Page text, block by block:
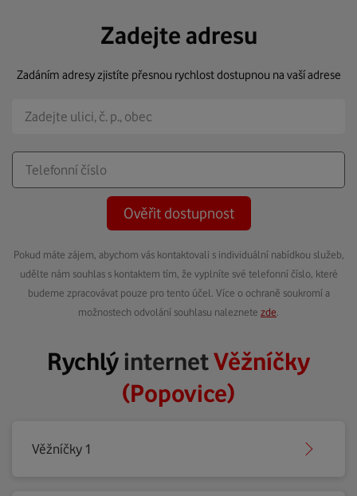
Zadejte adresu
Zadáním adresy zjistíte přesnou rychlost dostupnou na vaší adrese
Ověřit dostupnost
Pokud máte zájem, abychom vás kontaktovali s individuální nabídkou služeb,
udělte nám souhlas s kontaktem tím, že vyplníte své telefonní číslo, které
budeme zpracovávat pouze pro tento účel. Více o ochraně soukromí a
možnostech odvolání souhlasu naleznete zde
RychlýinternetVěžníčky
(Popovice)
Věžníčky 1